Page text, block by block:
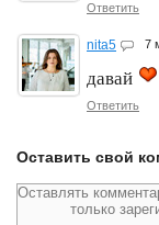
Ответить
nita5 7
давай
Ответить
Оставить свой